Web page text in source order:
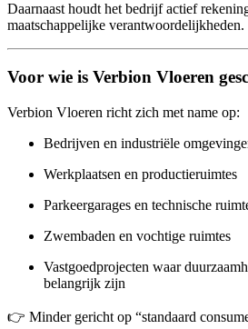
Daarnaast houdt het bedrijf actief
maatschappelijke verantwoordelijkheden.
Voor wie is Verbion Vloeren
Verbion Vloeren richt zich met name op:
Bedrijven en industriële
Werkplaatsen en productieruimtes
Parkeergarages en technische
Zwembaden en vochtige ruimtes
Vastgoedprojecten waar
belangrijk zijn
👉 Minder gericht op “standaard